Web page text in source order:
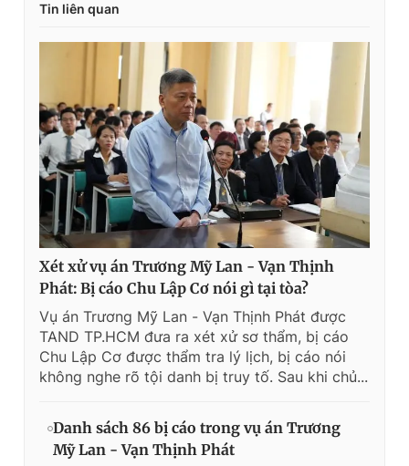
Tin liên quan
Xét xử vụ án Trương Mỹ Lan - Vạn Thịnh
Phát: Bị cáo Chu Lập Cơ nói gì tại tòa?
Vụ án Trương Mỹ Lan - Vạn Thịnh Phát được
TAND TP.HCM đưa ra xét xử sơ thẩm, bị cáo
Chu Lập Cơ được thẩm tra lý lịch, bị cáo nói
không nghe rõ tội danh bị truy tố. Sau khi chủ...
Danh sách 86 bị cáo trong vụ án Trương
Mỹ Lan - Vạn Thịnh Phát